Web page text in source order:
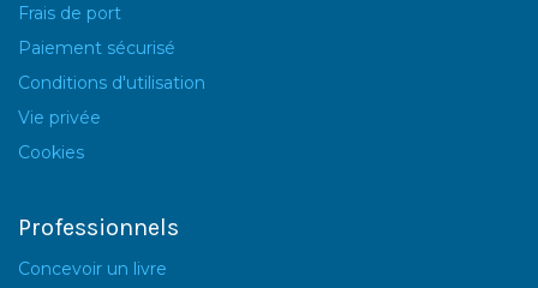
Frais de port
Paiement sécurisé
Conditions d'utilisation
Vie privée
Cookies
Professionnels
Concevoir un livre